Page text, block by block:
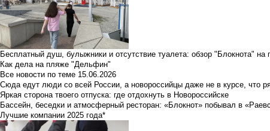
Бесплатный душ, булыжники и отсутствие туалета: обзор "Блокнота" на
Как дела на пляже "Дельфин"
Все новости по теме 15.06.2026
Сюда едут люди со всей России, а новороссийцы даже не в курсе, что
Яркая сторона твоего отпуска: где отдохнуть в Новороссийске
Бассейн, беседки и атмосферный ресторан: «Блокнот» побывал в
Лучшие компании 2025 года*